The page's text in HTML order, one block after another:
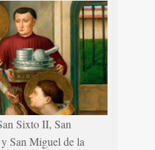
Sixto II, San
San Miguel de la